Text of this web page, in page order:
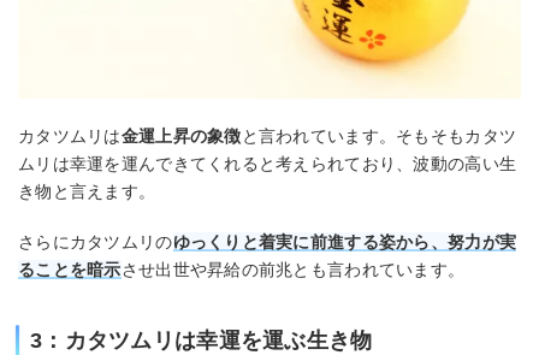
カタツムリは金運上昇の象徴と言われています。そもそもカタツ
ムリは幸運を運んできてくれると考えられており、波動の高い生
き物と言えます。
さらにカタツムリのゆっくりと着実に前進する姿から、努力が実
ることを暗示させ出世や昇給の前兆とも言われています。
3：カタツムリは幸運を運ぶ生き物